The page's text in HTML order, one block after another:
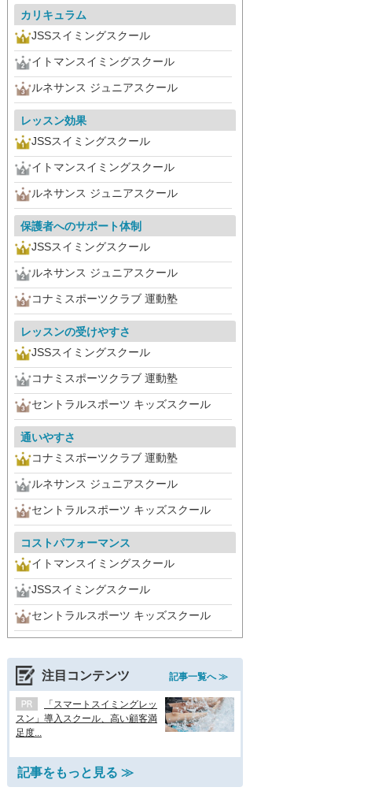
カリキュラム
JSSスイミングスクール
イトマンスイミングスクール
ルネサンス ジュニアスクール
レッスン効果
JSSスイミングスクール
イトマンスイミングスクール
ルネサンス ジュニアスクール
保護者へのサポート体制
JSSスイミングスクール
ルネサンス ジュニアスクール
コナミスポーツクラブ 運動塾
レッスンの受けやすさ
JSSスイミングスクール
コナミスポーツクラブ 運動塾
セントラルスポーツ キッズスクール
通いやすさ
コナミスポーツクラブ 運動塾
ルネサンス ジュニアスクール
セントラルスポーツ キッズスクール
コストパフォーマンス
イトマンスイミングスクール
JSSスイミングスクール
セントラルスポーツ キッズスクール
注目コンテンツ 記事一覧へ ≫
「スマートスイミングレッ
スン」導入スクール、高い顧客満
足度...
記事をもっと見る ≫